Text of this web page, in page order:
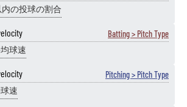
の投球の割合
Batting > Pitch Type
球速
Pitching > Pitch Type
速